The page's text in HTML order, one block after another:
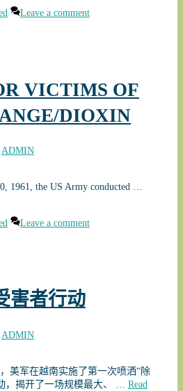
Leave a comment
VICTIMS OF
DIOXIN
ADMIN
1961, the US Army conducted …
Leave a comment
害者行动
ADMIN
美军在越南实施了第一次喷洒“除
，揭开了一场规模最大、 … Read